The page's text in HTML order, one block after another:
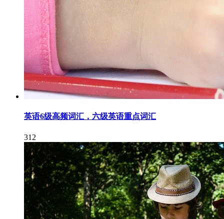
英语6级高频词汇，六级英语重点词汇
312